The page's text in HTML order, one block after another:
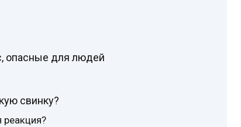
опасные для людей
свинку?
реакция?